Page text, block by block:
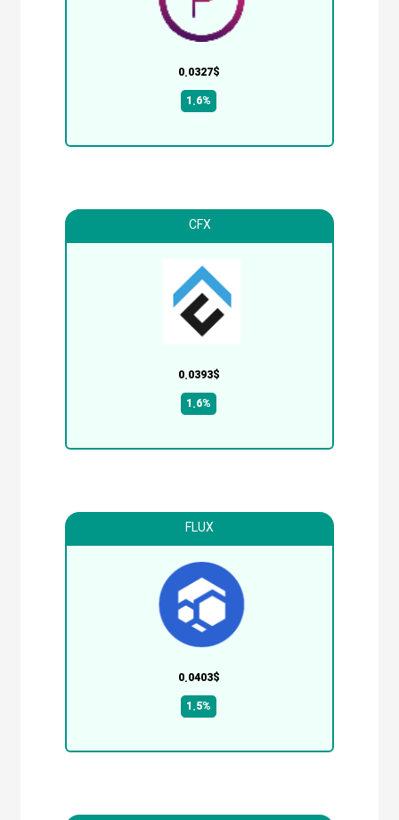
0.0327$
1.6%
CFX
0.0393$
1.6%
FLUX
0.0403$
1.5%